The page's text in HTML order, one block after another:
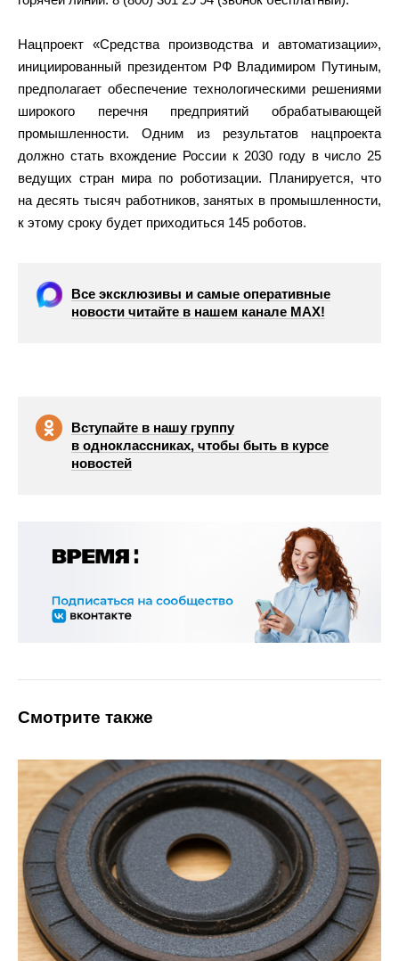
Нацпроект «Средства производства и автоматизации»,
инициированный президентом РФ Владимиром Путиным,
предполагает обеспечение технологическими решениями
широкого перечня предприятий обрабатывающей
промышленности. Одним из результатов нацпроекта
должно стать вхождение России к 2030 году в число 25
ведущих стран мира по роботизации. Планируется, что
на десять тысяч работников, занятых в промышленности,
к этому сроку будет приходиться 145 роботов.
Все эксклюзивы и самые оперативные
новости читайте в нашем канале МАХ!
Вступайте в нашу группу
в одноклассниках, чтобы быть в курсе
новостей
Смотрите также